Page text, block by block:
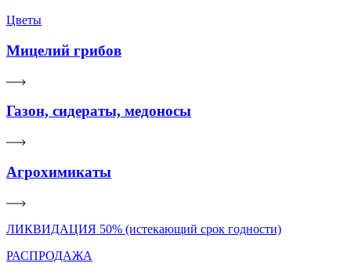
Цветы
Мицелий грибов
Газон, сидераты, медоносы
Агрохимикаты
ЛИКВИДАЦИЯ 50% (истекающий срок годности)
РАСПРОДАЖА